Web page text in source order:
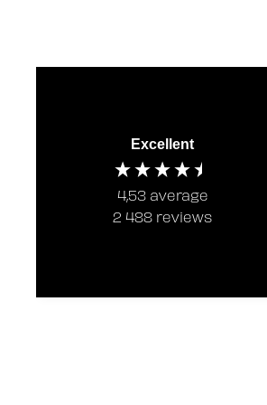
Excellent
4,53 average
2 488 reviews